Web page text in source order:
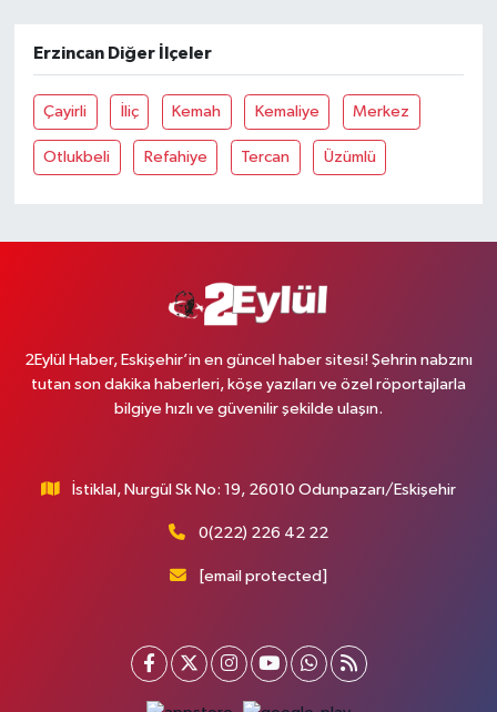
Erzincan Diğer İlçeler
Çayirli İliç Kemah Kemaliye Merkez
Otlukbeli Refahiye Tercan Üzümlü
2Eylül Haber, Eskişehir’in en güncel haber sitesi! Şehrin nabzını
tutan son dakika haberleri, köşe yazıları ve özel röportajlarla
bilgiye hızlı ve güvenilir şekilde ulaşın.
İstiklal, Nurgül Sk No: 19, 26010 Odunpazarı/Eskişehir
0(222) 226 42 22
[email protected]